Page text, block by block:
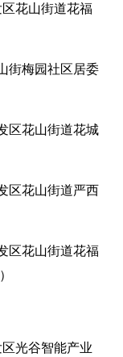
花山街道花福
街梅园社区居委
区花山街道花城
区花山街道严西
区花山街道花福
光谷智能产业